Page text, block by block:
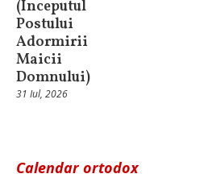
(Începutul
Postului
Adormirii
Maicii
Domnului)
31 Iul, 2026
Calendar ortodox